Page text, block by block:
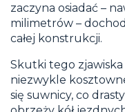
zaczyna osiadać –
milimetrów –
całej konstrukcji.
Skutki tego zjawiska
niezwykle
się suwnicy, co